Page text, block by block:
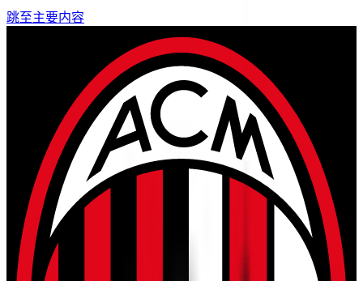
跳至主要内容